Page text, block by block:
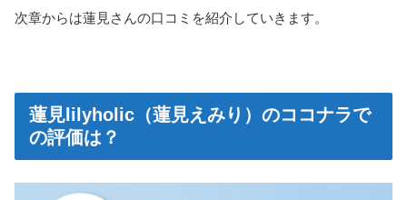
次章からは蓮見さんの口コミを紹介していきます。
蓮見lilyholic（蓮見えみり）のココナラで
の評価は？